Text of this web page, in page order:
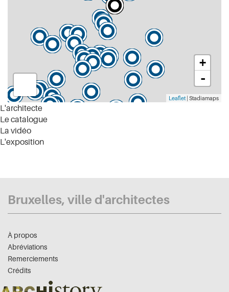
+
-
Leaflet | Stadiamaps
L'architecte
Le catalogue
La vidéo
L'exposition
Bruxelles, ville d'architectes
À propos
Abréviations
Remerciements
Crédits